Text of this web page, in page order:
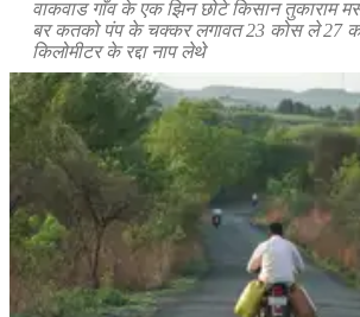
वाकवाड गाँव के एक झिन छोटे किसान तुकाराम
बर कतको पंप के चक्कर लगावत 23 कोस ले 27
किलोमीटर के रद्दा नाप लेथे